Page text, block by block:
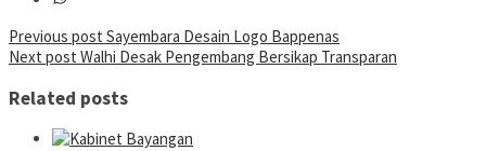
Post
navigation
Previous post Sayembara Desain Logo Bappenas
Next post Walhi Desak Pengembang Bersikap Transparan
Related posts